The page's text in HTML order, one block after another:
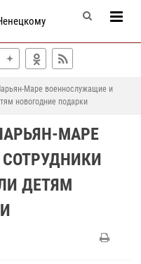
Маре военнослужащие и
новогодние подарки
МАРЕ
ДЕТЯМ